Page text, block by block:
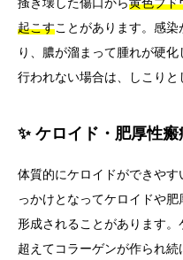
搔き壊した傷口から黄色ブド
起こすことがあります。感
り、膿が溜まって腫れが硬
行われない場合は、しこりと
✨ ケロイド・肥厚性
体質的にケロイドができや
っかけとなってケロイドや
形成されることがあります
超えてコラーゲンが作られ